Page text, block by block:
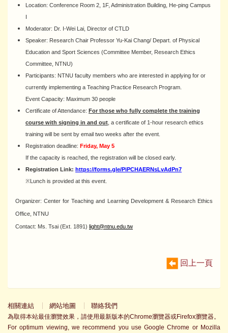
Location: Conference Room 2, 1F, Administration Building, He-ping Campus
Moderator: Dr. I-Wei Lai, Director of CTLD
Speaker: Research Chair Professor Yu-Kai Chang/ Depart. of Physical
Education and Sport Sciences (Committee Member, Research Ethics
Committee, NTNU)
Participants: NTNU faculty members who are interested in applying for or
currently implementing a Teaching Practice Research Program.
Event Capacity: Maximum 30 people
Certificate of Attendance: For those who fully complete the training
course with signing in and out , a certificate of 1-hour research ethics
training will be sent by email two weeks after the event.
Registration deadline: Friday, May 5
If the capacity is reached, the registration will be closed early.
Registration Link: https://forms.gle/PiPCHAERNsLvAdPn7
※Lunch is provided at this event.
Organizer: Center for Teaching and Learning Development & Research Ethics
Office, NTNU
Contact: Ms. Tsai (Ext. 1891) light@ntnu.edu.tw
回上一頁
相關連結 網站地圖 聯絡我們
為取得本站最佳瀏覽效果，請使用最新版本的Chrome瀏覽器或Firefox瀏覽器。
For optimum viewing, we recommend you use Google Chrome or Mozilla